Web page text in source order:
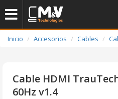
Inicio Accesorios Cables
Cable HDMI
60Hz v1.4